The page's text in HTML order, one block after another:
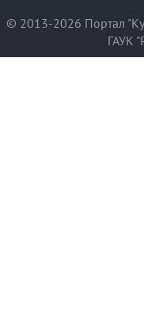
© 2013-2026 Портал
ГАУК